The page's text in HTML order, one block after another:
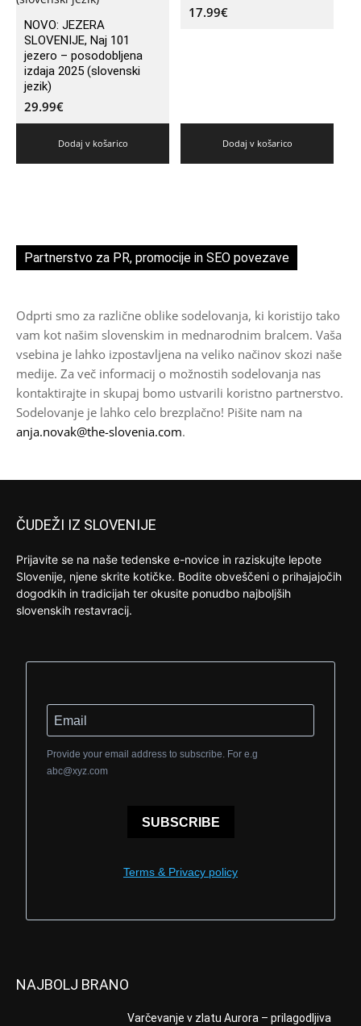
NOVO: JEZERA
SLOVENIJE, Naj 101
jezero – posodobljena
izdaja 2025 (slovenski
jezik)
29.99€
Dodaj v košarico
17.99€
Dodaj v košarico
Partnerstvo za PR, promocije in SEO povezave
Odprti smo za različne oblike sodelovanja, ki koristijo tako
vam kot našim slovenskim in mednarodnim bralcem. Vaša
vsebina je lahko izpostavljena na veliko načinov skozi naše
medije. Za več informacij o možnostih sodelovanja nas
kontaktirajte in skupaj bomo ustvarili koristno partnerstvo.
Sodelovanje je lahko celo brezplačno! Pišite nam na
anja.novak@the-slovenia.com.
ČUDEŽI IZ SLOVENIJE
Prijavite se na naše tedenske e-novice in raziskujte lepote
Slovenije, njene skrite kotičke. Bodite obveščeni o prihajajočih
dogodkih in tradicijah ter okusite ponudbo najboljših
slovenskih restavracij.
Provide your email address to subscribe. For e.g
abc@xyz.com
SUBSCRIBE
Terms & Privacy policy
NAJBOLJ BRANO
Varčevanje v zlatu Aurora – prilagodljiva